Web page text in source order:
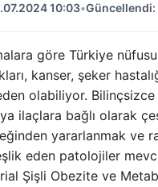
10:03•Güncellendi:
göre Türkiye
kanser, şeker
olabiliyor.
ilaçlara bağlı olarak
yararlanmak ve
eden patolojiler
Şişli Obezite ve